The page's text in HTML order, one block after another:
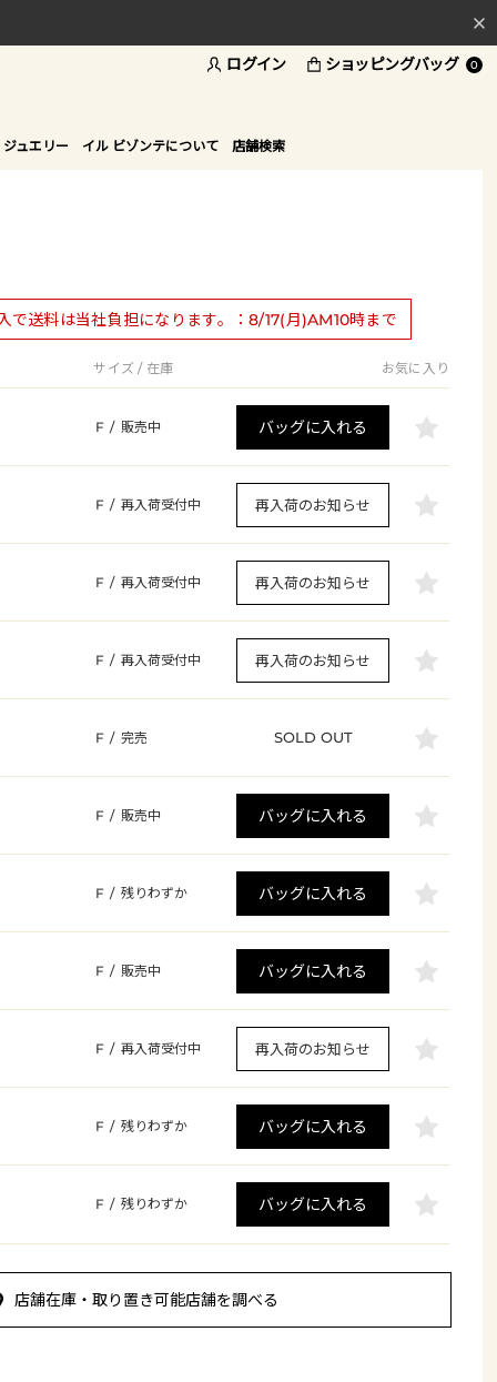
ログイン ショッピングバッグ 0
ュエリー イル ビゾンテについて 店舗検索
で送料は当社負担になります。：8/17(月)AM10時まで
サイズ / 在庫 お気に入り
F / 販売中 バッグに入れる
F / 再入荷受付中 再入荷のお知らせ
F / 再入荷受付中 再入荷のお知らせ
F / 再入荷受付中 再入荷のお知らせ
F / 完売 SOLD OUT
F / 販売中 バッグに入れる
F / 残りわずか バッグに入れる
F / 販売中 バッグに入れる
F / 再入荷受付中 再入荷のお知らせ
F / 残りわずか バッグに入れる
F / 残りわずか バッグに入れる
店舗在庫・取り置き可能店舗を調べる